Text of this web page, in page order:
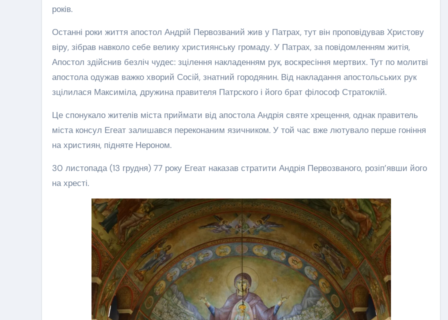
років.
Останні роки життя апостол Андрій Первозваний жив у Патрах, тут він проповідував Христову
віру, зібрав навколо себе велику християнську громаду. У Патрах, за повідомленням житія,
Апостол здійснив безліч чудес: зцілення накладенням рук, воскресіння мертвих. Тут по молитві
апостола одужав важко хворий Сосій, знатний городянин. Від накладання апостольських рук
зцілилася Максиміла, дружина правителя Патрского і його брат філософ Стратоклій.
Це спонукало жителів міста приймати від апостола Андрія святе хрещення, однак правитель
міста консул Егеат залишався переконаним язичником. У той час вже лютувало перше гоніння
на християн, підняте Нероном.
30 листопада (13 грудня) 77 року Егеат наказав стратити Андрія Первозваного, розіп’явши його
на хресті.